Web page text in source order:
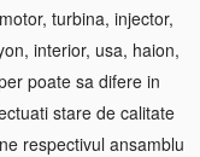
turbina, injector,
interior, usa, haion,
poate sa difere in
stare de calitate
respectivul ansamblu